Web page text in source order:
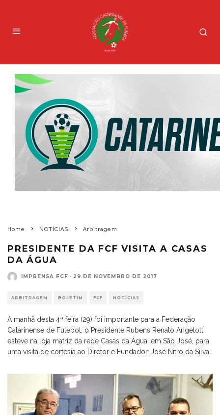
Home NOTÍCIAS Arbitragem
PRESIDENTE DA FCF VISITA A CASAS
DA ÁGUA
IMPRENSA FCF · 29 DE NOVEMBRO DE 2017
ARBITRAGEM BOLETIM FCF NOTÍCIAS
A manhã desta 4ª feira (29) foi importante para a Federação
Catarinense de Futebol, o Presidente Rubens Renato Angelotti
esteve na loja matriz da rede Casas da Água, em São José, para
uma visita de cortesia ao Diretor e Fundador, José Nitro da Silva.